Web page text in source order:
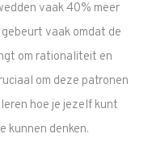
vaak 40% meer
vaak omdat de
om rationaliteit en
om deze patronen
hoe je jezelf kunt
kunnen denken.